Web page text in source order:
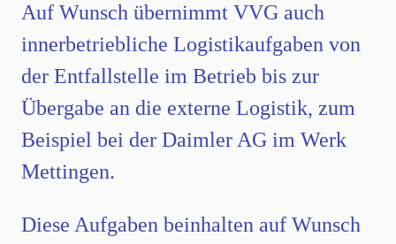
Auf Wunsch übernimmt VVG auch
innerbetriebliche Logistikaufgaben von
der Entfallstelle im Betrieb bis zur
Übergabe an die externe Logistik, zum
Beispiel bei der Daimler AG im Werk
Mettingen.
Diese Aufgaben beinhalten auf Wunsch